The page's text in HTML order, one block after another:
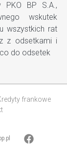
BP S.A.,
wskutek
wszystkich rat
z odsetkami i
do odsetek
frankowe